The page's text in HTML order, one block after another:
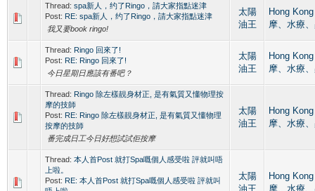
Thread: spa新人，约了Ringo，請大家指點迷津
Post: RE: spa新人，约了Ringo，請大家指點迷津
我又要book ringo!
太陽
油王
Hong
摩、水療
Thread: Ringo 回來了!
Post: RE: Ringo 回來了!
今日星期日應該有番吧？
太陽
油王
Hong
摩、水療
Thread: Ringo 除左樣靚身材正, 是有氣質又懂物理按
摩的技師
Post: RE: Ringo 除左樣靚身材正, 是有氣質又懂物理
按摩的技師
番完成日工今日好想試試佢按摩
太陽
油王
Hong
摩、水療
Thread: 本人首Post 就打Spa嘅個人感受啦 評就叫唔
上啦。
Post: RE: 本人首Post 就打Spa嘅個人感受啦 評就叫
太陽
油王
Hong
摩、水療